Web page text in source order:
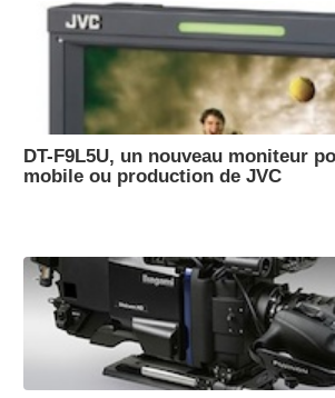
DT-F9L5U, un nouveau moniteur
mobile ou production de JVC